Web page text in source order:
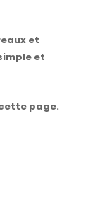
et
et
page.